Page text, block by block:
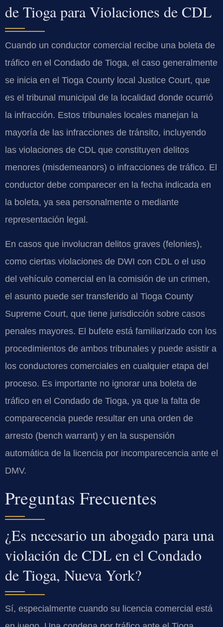
de Tioga para Violaciones de CDL
Cuando un conductor comercial recibe una boleta de
tráfico en el Condado de Tioga, el caso generalmente
se inicia en el Tioga County local Justice Court, que
es el tribunal municipal de la localidad donde ocurrió
la infracción. Estos tribunales locales manejan la
mayoría de las infracciones de tránsito, incluyendo
las violaciones de CDL que constituyen delitos
menores (misdemeanors) o infracciones de tráfico. El
conductor debe comparecer en la fecha indicada en
la boleta, ya sea personalmente o mediante
representación legal.
En casos que involucran delitos graves (felonies),
como ciertas violaciones de DWI con CDL o el uso
del vehículo comercial en la comisión de un crimen,
el asunto puede ser transferido al Tioga County
Supreme Court, que tiene jurisdicción sobre casos
penales mayores. El bufete está familiarizado con los
procedimientos de ambos tribunales y puede asistir a
los conductores comerciales en cualquier etapa del
proceso. Es importante no ignorar una boleta de
tráfico en el Condado de Tioga, ya que la falta de
comparecencia puede resultar en una orden de
arresto (bench warrant) y en la suspensión
automática de la licencia por incomparecencia ante el
DMV.
Preguntas Frecuentes
¿Es necesario un abogado para una
violación de CDL en el Condado
de Tioga, Nueva York?
Sí, especialmente cuando su licencia comercial está